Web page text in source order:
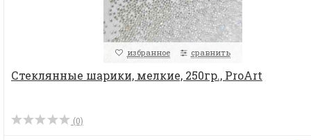
избранное сравнить
Стеклянные шарики, мелкие, 250гр., ProArt
(0)